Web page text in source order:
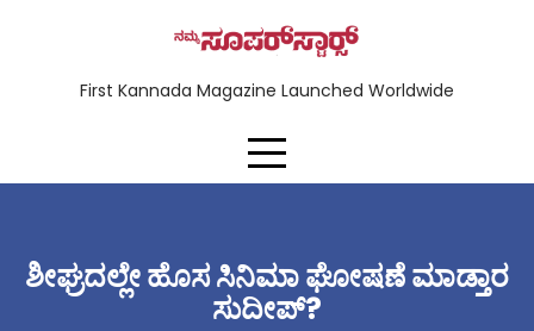
First Kannada Magazine Launched Worldwide
ಶೀಘ್ರದಲ್ಲೇ ಹೊಸ ಸಿನಿಮಾ ಘೋಷಣೆ ಮಾಡ್ತಾರ
ಸುದೀಪ್?